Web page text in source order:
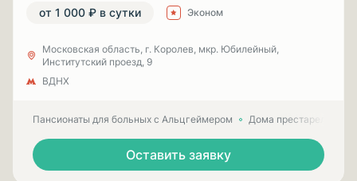
от 1 000 ₽ в сутки Эконом
Московская область, г. Королев, мкр. Юбилейный,
Институтский проезд, 9
ВДНХ
Пансионаты для больных с Альцгеймером Дома престарелых
Оставить заявку